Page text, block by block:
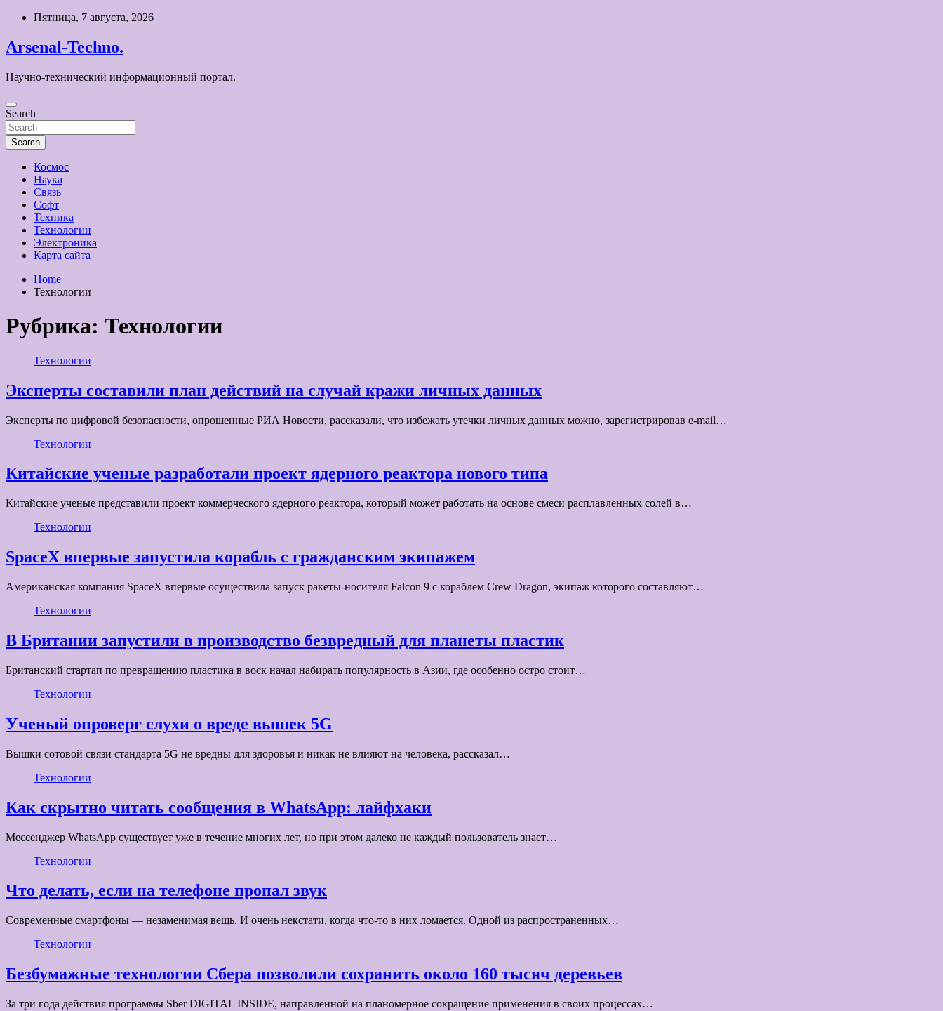
Skip
content
Пятница, 7 августа, 2026
Arsenal-Techno.
Научно-технический информационный портал.
Search
Search
Космос
Наука
Связь
Софт
Техника
Технологии
Электроника
Карта сайта
Home
Технологии
Рубрика: Технологии
Технологии
Эксперты составили план действий на случай кражи личных данных
Эксперты по цифровой безопасности, опрошенные РИА Новости, рассказали, что избежать утечки личных данных можно, зарегистрировав e-mail…
Технологии
Китайские ученые разработали проект ядерного реактора нового типа
Китайские ученые представили проект коммерческого ядерного реактора, который может работать на основе смеси расплавленных солей в…
Технологии
SpaceX впервые запустила корабль с гражданским экипажем
Американская компания SpaceX впервые осуществила запуск ракеты-носителя Falcon 9 с кораблем Crew Dragon, экипаж которого составляют…
Технологии
В Британии запустили в производство безвредный для планеты пластик
Британский стартап по превращению пластика в воск начал набирать популярность в Азии, где особенно остро стоит…
Технологии
Ученый опроверг слухи о вреде вышек 5G
Вышки сотовой связи стандарта 5G не вредны для здоровья и никак не влияют на человека, рассказал…
Технологии
Как скрытно читать сообщения в WhatsApp: лайфхаки
Мессенджер WhatsApp существует уже в течение многих лет, но при этом далеко не каждый пользователь знает…
Технологии
Что делать, если на телефоне пропал звук
Современные смартфоны — незаменимая вещь. И очень некстати, когда что-то в них ломается. Одной из распространенных…
Технологии
Безбумажные технологии Сбера позволили сохранить около 160 тысяч деревьев
За три года действия программы Sber DIGITAL INSIDE, направленной на планомерное сокращение применения в своих процессах…